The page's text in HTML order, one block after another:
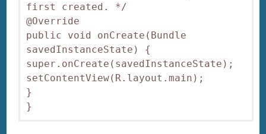
first created. */
@Override
public void onCreate(Bundle
savedInstanceState) {
super.onCreate(savedInstanceState);
setContentView(R.layout.main);
}
}